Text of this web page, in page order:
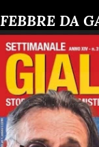
FEBBRE DA